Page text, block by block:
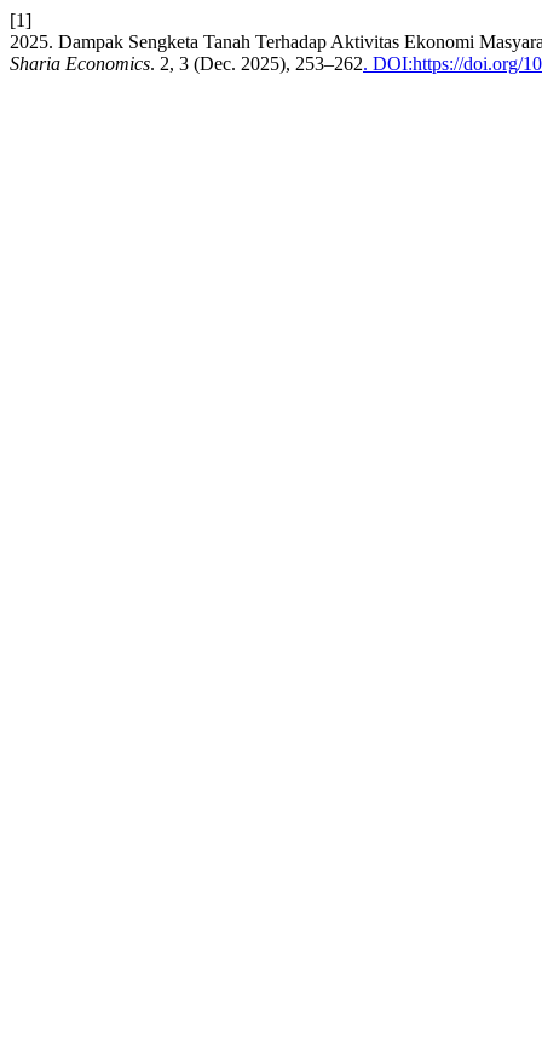
[1]
2025. Dampak Sengketa Tanah Terhadap Aktivitas Ekonomi
Sharia Economics. 2, 3 (Dec. 2025), 253–262. DOI:https://doi.org/